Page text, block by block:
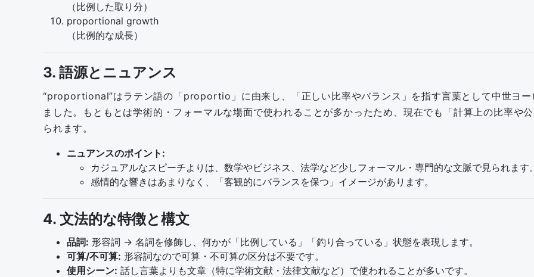
（比例した取り分）
proportional growth
（比例的な成長）
3. 語源とニュアンス
“proportional”はラテン語の「proportio」に由来し、「正しい比率やバランス」を指す言葉として中世ヨ
ました。もともとは学術的・フォーマルな場面で使われることが多かったため、現在でも「計算上の比率や
られます。
ニュアンスのポイント:
カジュアルなスピーチよりは、数学やビジネス、法学など少しフォーマル・専門的な文脈で見られます
感情的な響きはあまりなく、「客観的にバランスを保つ」イメージがあります。
4. 文法的な特徴と構文
品詞: 形容詞 → 名詞を修飾し、何かが「比例している」「釣り合っている」状態を表現します。
可算/不可算: 形容詞なので可算・不可算の区分は不要です。
使用シーン: 話し言葉よりも文章（特に学術文献・法律文献など）で使われることが多いです。